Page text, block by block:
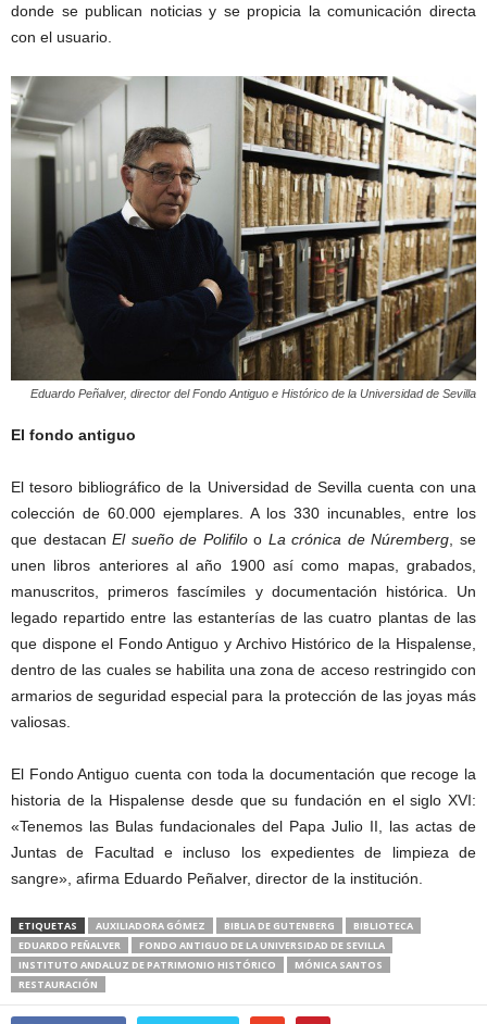
donde se publican noticias y se propicia la comunicación directa
con el usuario.
Eduardo Peñalver, director del Fondo Antiguo e Histórico de la Universidad de Sevilla
El fondo antiguo
El tesoro bibliográfico de la Universidad de Sevilla cuenta con una
colección de 60.000 ejemplares. A los 330 incunables, entre los
que destacanEl sueño de Polifiloo La crónica de Núremberg, se
unen libros anteriores al año 1900 así como mapas, grabados,
manuscritos, primeros fascímiles y documentación histórica. Un
legado repartido entre las estanterías de las cuatro plantas de las
que dispone el Fondo Antiguo y Archivo Histórico de la Hispalense,
dentro de las cuales se habilita una zona de acceso restringido con
armarios de seguridad especial para la protección de las joyas más
valiosas.
El Fondo Antiguo cuenta con toda la documentación que recoge la
historia de la Hispalense desde que su fundación en el siglo XVI:
«Tenemos las Bulas fundacionales del Papa Julio II, las actas de
Juntas de Facultad e incluso los expedientes de limpieza de
sangre», afirma Eduardo Peñalver, director de la institución.
ETIQUETAS AUXILIADORA GÓMEZ BIBLIA DE GUTENBERG
BIBLIOTECA
EDUARDO PEÑALVER
FONDO ANTIGUO DE LA UNIVERSIDAD DE SEVILLA
INSTITUTO ANDALUZ DE PATRIMONIO HISTÓRICO
MÓNICA SANTOS
RESTAURACIÓN